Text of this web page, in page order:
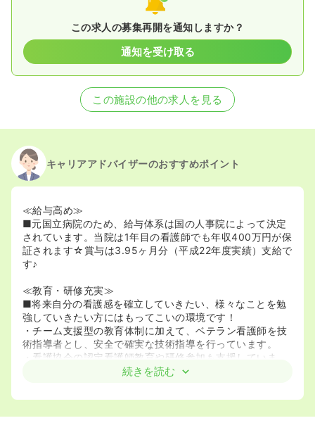
この求人の募集再開を通知しますか？
通知を受け取る
この施設の他の求人を見る
キャリアアドバイザーのおすすめポイント
≪給与高め≫
■元国立病院のため、給与体系は国の人事院によって決定
されています。当院は1年目の看護師でも年収400万円が保
証されます☆賞与は3.95ヶ月分（平成22年度実績）支給で
す♪
≪教育・研修充実≫
■将来自分の看護感を確立していきたい、様々なことを勉
強していきたい方にはもってこいの環境です！
・チーム支援型の教育体制に加えて、ベテラン看護師を技
術指導者とし、安全で確実な技術指導を行っています。
・看護協会の認定看護師教育や研修参加も支援していま
す。看護研究活動は外部講師の指導を受け、多くの研究発
・現在【救急・感染・慢性心不全・集中ケア・関化学療法
続きを読む